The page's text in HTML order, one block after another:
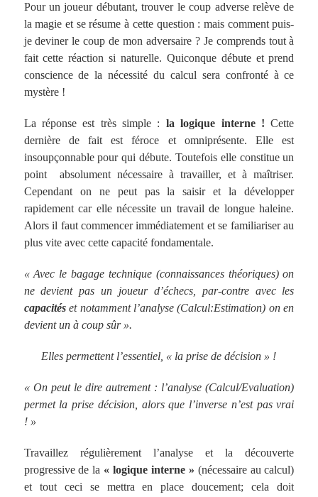
Pour un joueur débutant, trouver le coup adverse relève de
la magie et se résume à cette question : mais comment puis-
je deviner le coup de mon adversaire ? Je comprends tout à
fait cette réaction si naturelle. Quiconque débute et prend
conscience de la nécessité du calcul sera confronté à ce
mystère !
La réponse est très simple : la logique interne ! Cette
dernière de fait est féroce et omniprésente. Elle est
insoupçonnable pour qui débute. Toutefois elle constitue un
point absolument nécessaire à travailler, et à maîtriser.
Cependant on ne peut pas la saisir et la développer
rapidement car elle nécessite un travail de longue haleine.
Alors il faut commencer immédiatement et se familiariser au
plus vite avec cette capacité fondamentale.
« Avec le bagage technique (connaissances théoriques) on
ne devient pas un joueur d’échecs, par-contre avec les
capacitéset notamment l’analyse (Calcul:Estimation) on en
devient un à coup sûr ».
Elles permettent l’essentiel, « la prise de décision » !
« On peut le dire autrement : l’analyse (Calcul/Evaluation)
permet la prise décision, alors que l’inverse n’est pas vrai
! »
Travaillez régulièrement l’analyse et la découverte
progressive de la « logique interne » (nécessaire au calcul)
et tout ceci se mettra en place doucement; cela doit